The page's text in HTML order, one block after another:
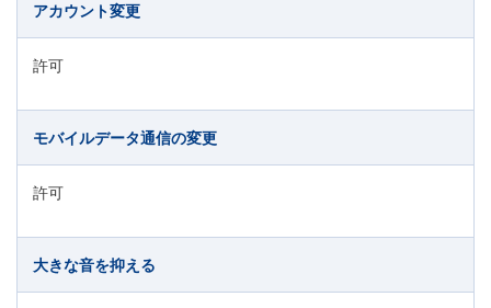
アカウント変更
許可
モバイルデータ通信の変更
許可
大きな音を抑える